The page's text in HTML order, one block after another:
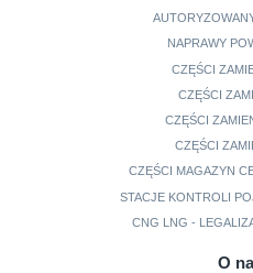
NAPRAWY
CZĘŚCI
CZĘŚCI
CZĘŚCI
CZĘŚCI
CZĘŚCI MAGAZYN
STACJE KONTROLI
CNG LNG -
O